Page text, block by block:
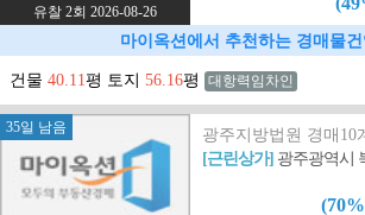
유찰 2회 2026-08-26
마이옥션에서 추천하는 경매물
건물 40.11평 토지 56.16평 대항력임차인
35일 남음
광주지방법원 경매10
[근린상가] 광주광역시